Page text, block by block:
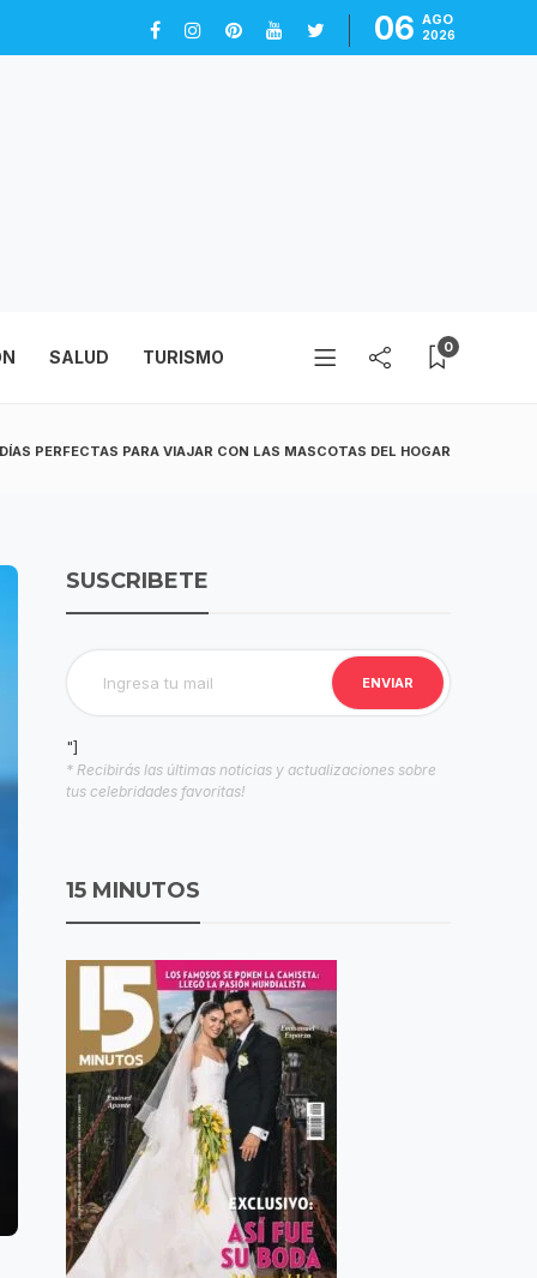
06 AGO
2026
SALUD TURISMO 0
PERFECTAS PARA VIAJAR CON LAS MASCOTAS DEL HOGAR
SUSCRIBETE
"]
* Recibirás las últimas noticias y actualizaciones sobre
tus celebridades favoritas!
15 MINUTOS